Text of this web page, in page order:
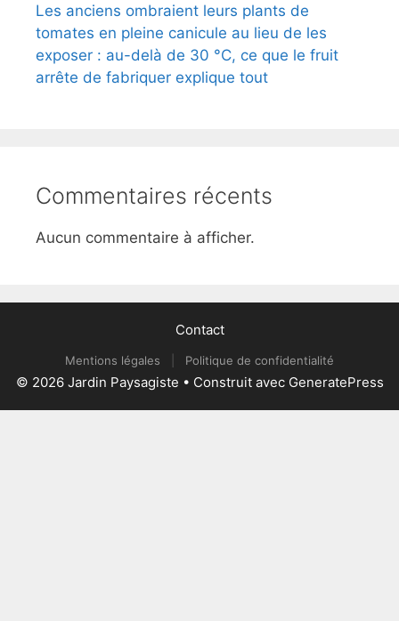
Les anciens ombraient leurs plants de
tomates en pleine canicule au lieu de les
exposer : au-delà de 30 °C, ce que le fruit
arrête de fabriquer explique tout
Commentaires récents
Aucun commentaire à afficher.
Contact
Mentions légales Politique de confidentialité
© 2026 Jardin Paysagiste • Construit avec GeneratePress